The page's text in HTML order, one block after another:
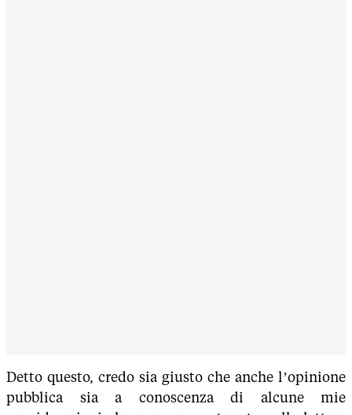
Detto questo, credo sia giusto che anche l’opinione
pubblica sia a conoscenza di alcune mie